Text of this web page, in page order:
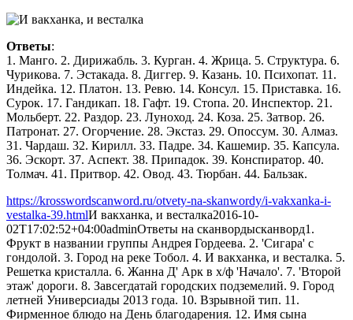
Ответы:
1. Манго. 2. Дирижабль. 3. Курган. 4. Жрица. 5. Структура. 6.
Чурикова. 7. Эстакада. 8. Диггер. 9. Казань. 10. Психопат. 11.
Индейка. 12. Платон. 13. Ревю. 14. Консул. 15. Приставка. 16.
Сурок. 17. Гандикап. 18. Гафт. 19. Стопа. 20. Инспектор. 21.
Мольберт. 22. Раздор. 23. Луноход. 24. Коза. 25. Затвор. 26.
Патронат. 27. Огорчение. 28. Экстаз. 29. Опоссум. 30. Алмаз.
31. Чардаш. 32. Кирилл. 33. Падре. 34. Кашемир. 35. Капсула.
36. Эскорт. 37. Аспект. 38. Припадок. 39. Конспиратор. 40.
Толмач. 41. Притвор. 42. Овод. 43. Тюрбан. 44. Бальзак.
https://krosswordscanword.ru/otvety-na-skanwordy/i-vakxanka-i-
vestalka-39.htmlИ вакханка, и весталка2016-10-
02T17:02:52+04:00adminОтветы на сканвордысканворд1.
Фрукт в названии группы Андрея Гордеева. 2. 'Сигара' с
гондолой. 3. Город на реке Тобол. 4. И вакханка, и весталка. 5.
Решетка кристалла. 6. Жанна Д' Арк в х/ф 'Начало'. 7. 'Второй
этаж' дороги. 8. Завсегдатай городских подземелий. 9. Город
летней Универсиады 2013 года. 10. Взрывной тип. 11.
Фирменное блюдо на День благодарения. 12. Имя сына